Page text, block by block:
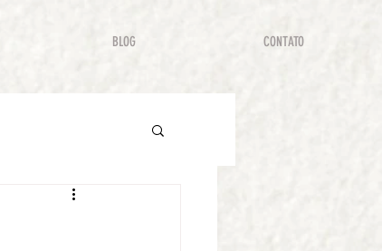
BLOG CONTATO